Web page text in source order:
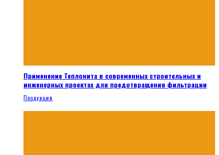
Применение Теплонита в современных строительных и
инженерных проектах для предотвращения фильтрации
Продукция